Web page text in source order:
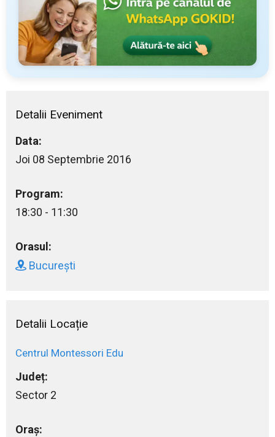
Detalii Eveniment
Data:
Joi 08 Septembrie 2016
Program:
18:30 - 11:30
Orasul:
București
Detalii Locație
Centrul Montessori Edu
Județ:
Sector 2
Oraș: